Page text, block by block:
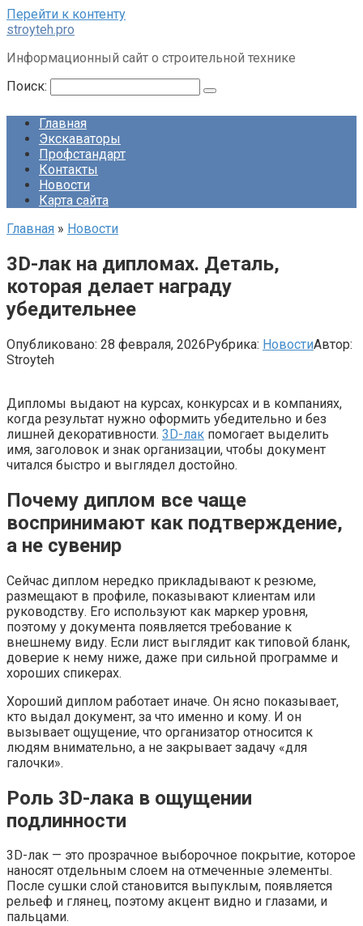
Перейти к контенту
stroyteh.pro
Информационный сайт о строительной технике
Поиск:
Главная
Экскаваторы
Профстандарт
Контакты
Новости
Карта сайта
Главная » Новости
3D-лак на дипломах. Деталь,
которая делает награду
убедительнее
Опубликовано: 28 февраля, 2026Рубрика: НовостиАвтор:
Stroyteh
Дипломы выдают на курсах, конкурсах и в компаниях,
когда результат нужно оформить убедительно и без
лишней декоративности. 3D-лак помогает выделить
имя, заголовок и знак организации, чтобы документ
читался быстро и выглядел достойно.
Почему диплом все чаще
воспринимают как подтверждение,
а не сувенир
Сейчас диплом нередко прикладывают к резюме,
размещают в профиле, показывают клиентам или
руководству. Его используют как маркер уровня,
поэтому у документа появляется требование к
внешнему виду. Если лист выглядит как типовой бланк,
доверие к нему ниже, даже при сильной программе и
хороших спикерах.
Хороший диплом работает иначе. Он ясно показывает,
кто выдал документ, за что именно и кому. И он
вызывает ощущение, что организатор относится к
людям внимательно, а не закрывает задачу «для
галочки».
Роль 3D-лака в ощущении
подлинности
3D-лак — это прозрачное выборочное покрытие, которое
наносят отдельным слоем на отмеченные элементы.
После сушки слой становится выпуклым, появляется
рельеф и глянец, поэтому акцент видно и глазами, и
пальцами.